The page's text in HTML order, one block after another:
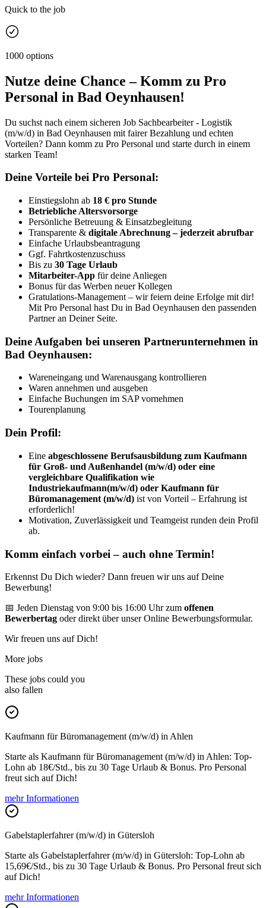
Quick to the job
1000 options
Nutze deine Chance – Komm zu Pro
Personal in Bad Oeynhausen!
Du suchst nach einem sicheren Job Sachbearbeiter - Logistik
(m/w/d) in Bad Oeynhausen mit fairer Bezahlung und echten
Vorteilen? Dann komm zu Pro Personal und starte durch in einem
starken Team!
Deine Vorteile bei Pro Personal:
Einstiegslohn ab 18 € pro Stunde
Betriebliche Altersvorsorge
Persönliche Betreuung & Einsatzbegleitung
Transparente & digitale Abrechnung – jederzeit abrufbar
Einfache Urlaubsbeantragung
Ggf. Fahrtkostenzuschuss
Bis zu 30 Tage Urlaub
Mitarbeiter-App für deine Anliegen
Bonus für das Werben neuer Kollegen
Gratulations-Management – wir feiern deine Erfolge mit dir!
Mit Pro Personal hast Du in Bad Oeynhausen den passenden
Partner an Deiner Seite.
Deine Aufgaben bei unseren Partnerunternehmen in
Bad Oeynhausen:
Wareneingang und Warenausgang kontrollieren
Waren annehmen und ausgeben
Einfache Buchungen im SAP vornehmen
Tourenplanung
Dein Profil:
Eine abgeschlossene Berufsausbildung zum Kaufmann
für Groß- und Außenhandel (m/w/d) oder eine
vergleichbare Qualifikation wie
Industriekaufmann(m/w/d) oder Kaufmann für
Büromanagement (m/w/d) ist von Vorteil – Erfahrung ist
erforderlich!
Motivation, Zuverlässigkeit und Teamgeist runden dein Profil
ab.
Komm einfach vorbei – auch ohne Termin!
Erkennst Du Dich wieder? Dann freuen wir uns auf Deine
Bewerbung!
📅 Jeden Dienstag von 9:00 bis 16:00 Uhr zum offenen
Bewerbertag oder direkt über unser Online Bewerbungsformular.
Wir freuen uns auf Dich!
More jobs
These jobs could you
also fallen
Kaufmann für Büromanagement (m/w/d) in Ahlen
Starte als Kaufmann für Büromanagement (m/w/d) in Ahlen: Top-
Lohn ab 18€/Std., bis zu 30 Tage Urlaub & Bonus. Pro Personal
freut sich auf Dich!
mehr Informationen
Gabelstaplerfahrer (m/w/d) in Gütersloh
Starte als Gabelstaplerfahrer (m/w/d) in Gütersloh: Top-Lohn ab
15,69€/Std., bis zu 30 Tage Urlaub & Bonus. Pro Personal freut sich
auf Dich!
mehr Informationen